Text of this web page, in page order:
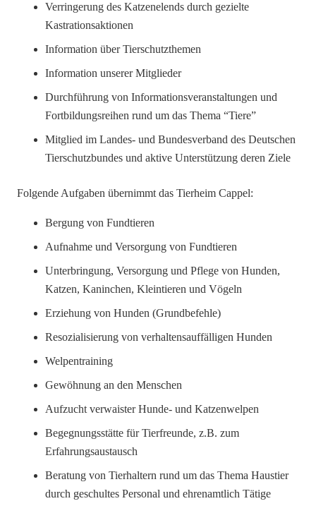
Verringerung des Katzenelends durch gezielte
Kastrationsaktionen
Information über Tierschutzthemen
Information unserer Mitglieder
Durchführung von Informationsveranstaltungen und
Fortbildungsreihen rund um das Thema “Tiere”
Mitglied im Landes- und Bundesverband des Deutschen
Tierschutzbundes und aktive Unterstützung deren Ziele
Folgende Aufgaben übernimmt das Tierheim Cappel:
Bergung von Fundtieren
Aufnahme und Versorgung von Fundtieren
Unterbringung, Versorgung und Pflege von Hunden,
Katzen, Kaninchen, Kleintieren und Vögeln
Erziehung von Hunden (Grundbefehle)
Resozialisierung von verhaltensauffälligen Hunden
Welpentraining
Gewöhnung an den Menschen
Aufzucht verwaister Hunde- und Katzenwelpen
Begegnungsstätte für Tierfreunde, z.B. zum
Erfahrungsaustausch
Beratung von Tierhaltern rund um das Thema Haustier
durch geschultes Personal und ehrenamtlich Tätige